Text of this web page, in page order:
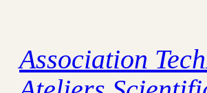
contenu
Association